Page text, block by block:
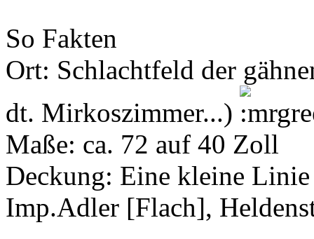
So Fakten
Ort: Schlachtfeld der
dt. Mirkoszimmer...)
Maße: ca. 72 auf 40 Zoll
Deckung: Eine kleine
Imp.Adler [Flach],